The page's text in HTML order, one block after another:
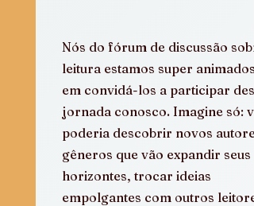
Nós do fórum de discussão
leitura estamos super animados
em convidá-los a participar
jornada conosco. Imagine só:
poderia descobrir novos
gêneros que vão expandir seus
horizontes, trocar ideias
empolgantes com outros